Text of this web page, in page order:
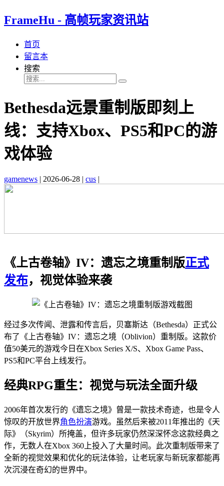
FrameHu - 高帧玩家资讯站
首页
留言本
搜索
Bethesda远景重制版即刻上
线：支持Xbox、PS5和PC的游
戏体验
gamenews | 2026-06-28 | cus |
《上古卷轴》IV：遗忘之境重制版正式
发布，视觉体验来袭
经过多次传闻、泄露和传言后，贝塞斯达（Bethesda）正式公
布了《上古卷轴》IV：遗忘之境（Oblivion）重制版。这款价
值50美元的游戏今日在Xbox Series X/S、Xbox Game Pass、
PS5和PC平台上线发行。
经典RPG重生：视觉与玩法全面升级
2006年首次发行的《遗忘之境》曾是一款技术奇迹，也是令人
惊叹的开放世界角色扮演游戏。虽然后来被2011年推出的《天
际》（Skyrim）所掩盖，但许多玩家仍然深深怀念这款经典之
作，无数人在Xbox 360上投入了大量时间。此次重制版带来了
全新的视觉效果和优化的玩法体验，让老玩家与新玩家都能再
次沉浸在奇幻的世界中。